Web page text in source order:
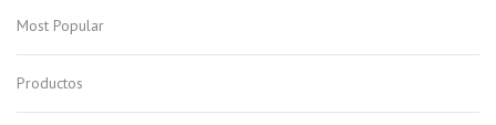
Most Popular
Productos